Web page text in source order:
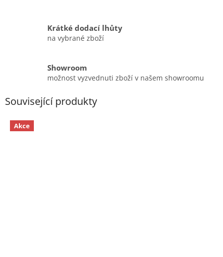
Krátké dodací lhůty
na vybrané zboží
Showroom
možnost vyzvednuti zboží v našem showroomu
Související produkty
Akce